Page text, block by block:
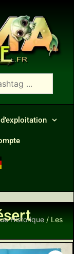
Historique / Les